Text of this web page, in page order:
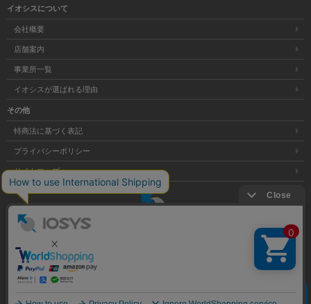
イオシスについて
会社概要
店舗案内
事業所一覧
イオシスが選ばれる理由
その他
特商法に基づく表記
プライバシーポリシー
サイトマップ
Copyright © 株式会社イオシス All Rights Reserved. クリア